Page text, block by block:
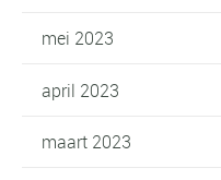
mei 2023
april 2023
maart 2023